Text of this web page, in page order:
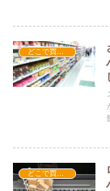
どこで買える？-お菓子・スイーツ・アイス